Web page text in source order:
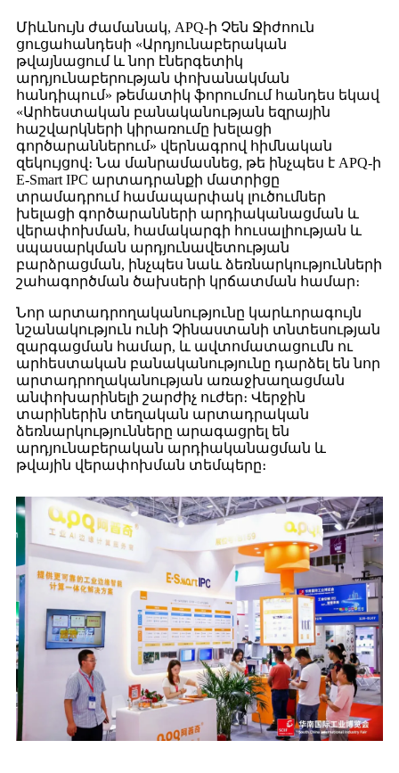
Միևնույն ժամանակ, APQ-ի Չեն Ջիժոուն
ցուցահանդեսի «Արդյունաբերական
թվայնացում և նոր էներգետիկ
արդյունաբերության փոխանակման
հանդիպում» թեմատիկ ֆորումում հանդես եկավ
«Արհեստական ​​բանականության եզրային
հաշվարկների կիրառումը խելացի
գործարաններում» վերնագրով հիմնական
զեկույցով։ Նա մանրամասնեց, թե ինչպես է APQ-ի
E-Smart IPC արտադրանքի մատրիցը
տրամադրում համապարփակ լուծումներ
խելացի գործարանների արդիականացման և
վերափոխման, համակարգի հուսալիության և
սպասարկման արդյունավետության
բարձրացման, ինչպես նաև ձեռնարկությունների
շահագործման ծախսերի կրճատման համար։
Նոր արտադրողականությունը կարևորագույն
նշանակություն ունի Չինաստանի տնտեսության
զարգացման համար, և ավտոմատացումն ու
արհեստական ​​բանականությունը դարձել են նոր
արտադրողականության առաջխաղացման
անփոխարինելի շարժիչ ուժեր։ Վերջին
տարիներին տեղական արտադրական
ձեռնարկությունները արագացրել են
արդյունաբերական արդիականացման և
թվային վերափոխման տեմպերը։